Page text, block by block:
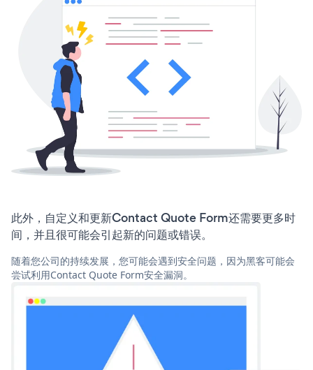
此外，自定义和更新Contact Quote Form还需要更多时
间，并且很可能会引起新的问题或错误。
随着您公司的持续发展，您可能会遇到安全问题，因为黑客可能会
尝试利用Contact Quote Form安全漏洞。